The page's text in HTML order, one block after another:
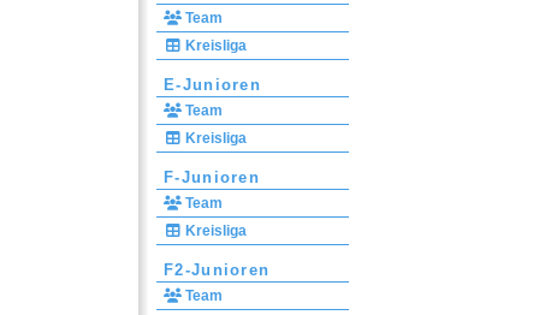
Team
Kreisliga
E-Junioren
Team
Kreisliga
F-Junioren
Team
Kreisliga
F2-Junioren
Team